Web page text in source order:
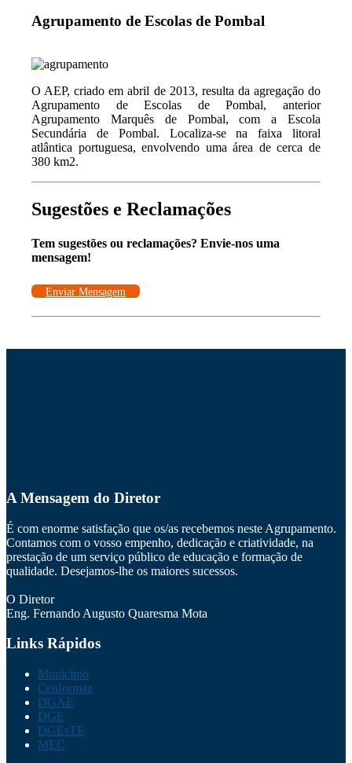
Agrupamento de Escolas de Pombal
O AEP, criado em abril de 2013, resulta da agregação do
Agrupamento de Escolas de Pombal, anterior
Agrupamento Marquês de Pombal, com a Escola
Secundária de Pombal. Localiza-se na faixa litoral
atlântica portuguesa, envolvendo uma área de cerca de
380 km2.
Sugestões e Reclamações
Tem sugestões ou reclamações? Envie-nos uma
mensagem!
Enviar Mensagem
A Mensagem do Diretor
É com enorme satisfação que os/as recebemos neste Agrupamento.
Contamos com o vosso empenho, dedicação e criatividade, na
prestação de um serviço público de educação e formação de
qualidade. Desejamos-lhe os maiores sucessos.
O Diretor
Eng. Fernando Augusto Quaresma Mota
Links Rápidos
Município
Cenformaz
DGAE
DGE
DGEsTE
MEC